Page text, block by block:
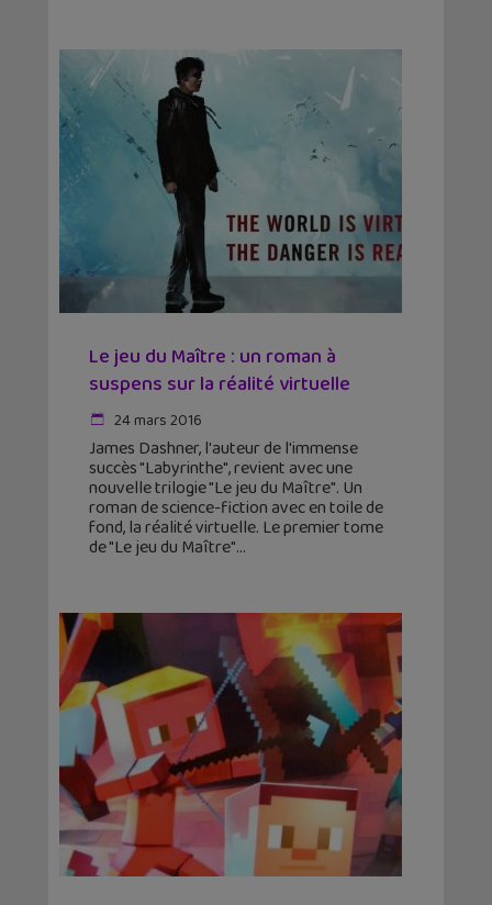
Le jeu du Maître : un roman à
suspens sur la réalité virtuelle
24 mars 2016
James Dashner, l'auteur de l'immense
succès "Labyrinthe", revient avec une
nouvelle trilogie "Le jeu du Maître". Un
roman de science-fiction avec en toile de
fond, la réalité virtuelle. Le premier tome
de "Le jeu du Maître"